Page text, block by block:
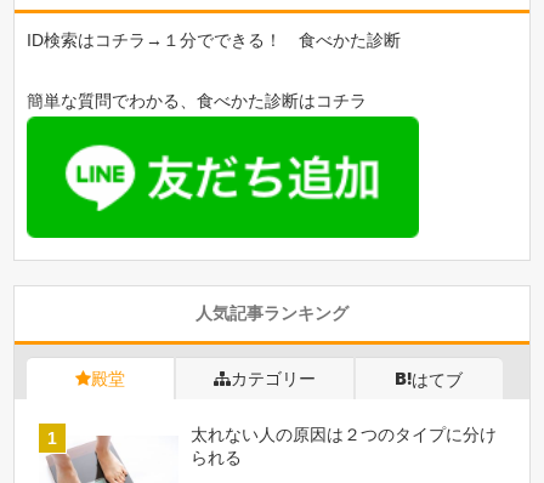
ID検索はコチラ→１分でできる！ 食べかた診断
簡単な質問でわかる、食べかた診断はコチラ
人気記事ランキング
殿堂 カテゴリー はてブ
太れない人の原因は２つのタイプに分け
られる